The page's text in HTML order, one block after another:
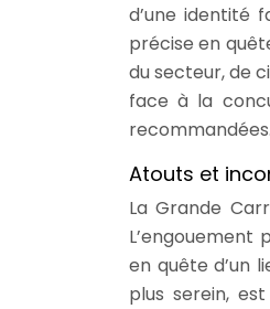
d’une identité
précise en
du secteur, de
face à la
recommandées.
Atouts et
La Grande
L’engouement
en quête d’un
plus serein,